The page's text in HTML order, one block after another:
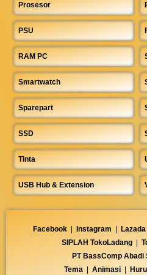
Prosesor
PSU
RAM PC
Smartwatch
Sparepart
SSD
Tinta
USB Hub & Extension
Facebook Instagram Lazada
SIPLAH TokoLadang
PT BassComp Abadi
Tema
Animasi